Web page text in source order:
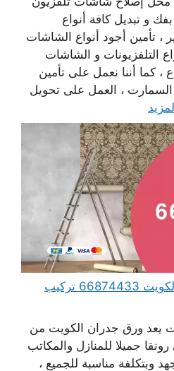
و تبديل كافة أنواع
، تأمين أجود أنواع الشاشات
التلفزيونات و الشاشات
، كما أننا نعمل على تأمين
السمارت ، العمل على تحويل
فني تركيب ورق جدران الكويت 66874433 تركيب
يعد ورق جدران الكويت من
جميلا للمنازل والمكاتب
وبتكلفة مناسبة للجميع ،